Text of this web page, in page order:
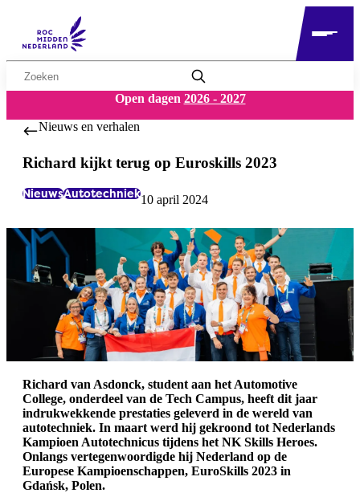
Zoekwoord
Open dagen 2026 - 2027
Nieuws en verhalen
Richard kijkt terug op Euroskills 2023
NieuwsAutotechniek10 april 2024
Richard van Asdonck, student aan het Automotive
College, onderdeel van de Tech Campus, heeft dit jaar
indrukwekkende prestaties geleverd in de wereld van
autotechniek. In maart werd hij gekroond tot Nederlands
Kampioen Autotechnicus tijdens het NK Skills Heroes.
Onlangs vertegenwoordigde hij Nederland op de
Europese Kampioenschappen, EuroSkills 2023 in
Gdańsk, Polen.